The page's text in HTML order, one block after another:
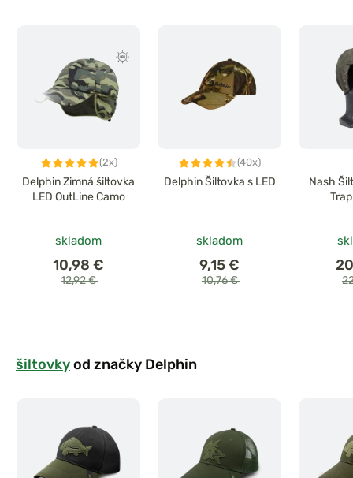
(2x)
Delphin Zimná šiltovka
LED OutLine Camo
skladom
10,98 €
12,92 €
(40x)
Delphin Šiltovka s LED
skladom
9,15 €
10,76 €
Nash
šiltovkyod značky Delphin